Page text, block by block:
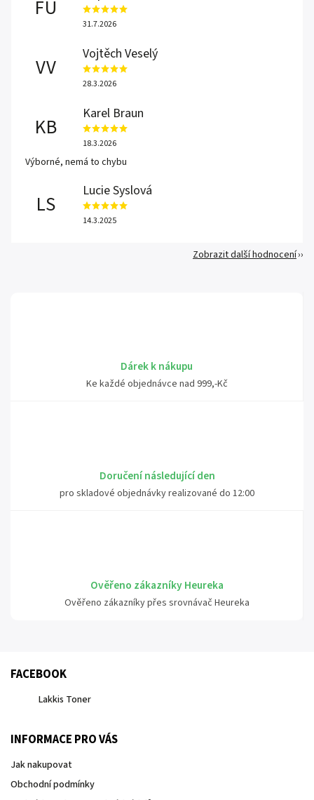
Dárek k nákupu
Ke každé objednávce nad 999,-Kč
Doručení následující den
pro skladové objednávky realizované do 12:00
Ověřeno zákazníky Heureka
Ověřeno zákazníky přes srovnávač Heureka
FU
31.7.2026
VV
Vojtěch Veselý
28.3.2026
KB
Karel Braun
18.3.2026
Výborné, nemá to chybu
LS
Lucie Syslová
14.3.2025
Zobrazit další hodnocení
FACEBOOK
Lakkis Toner
INFORMACE PRO VÁS
Jak nakupovat
Obchodní podmínky